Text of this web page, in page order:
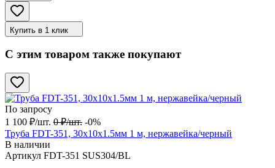
Купить в 1 клик
С этим товаром также покупают
По запросу
1 100 ₽/шт. 0 ₽/шт. -0%
Труба FDT-351, 30х10х1.5мм 1 м, нержавейка/черный
В наличии
Артикул FDT-351 SUS304/BL